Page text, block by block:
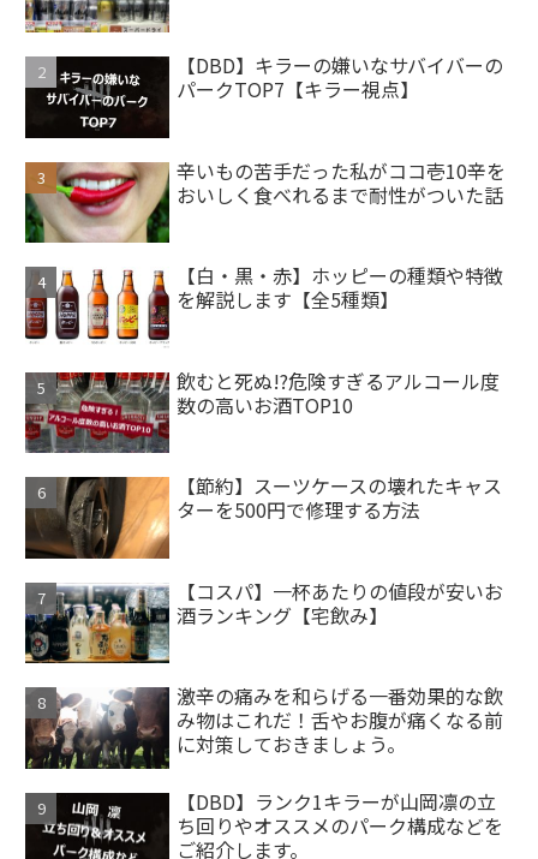
【DBD】キラーの嫌いなサバイバーの
パークTOP7【キラー視点】
辛いもの苦手だった私がココ壱10辛を
おいしく食べれるまで耐性がついた話
【白・黒・赤】ホッピーの種類や特徴
を解説します【全5種類】
飲むと死ぬ!?危険すぎるアルコール度
数の高いお酒TOP10
【節約】スーツケースの壊れたキャス
ターを500円で修理する方法
【コスパ】一杯あたりの値段が安いお
酒ランキング【宅飲み】
激辛の痛みを和らげる一番効果的な飲
み物はこれだ！舌やお腹が痛くなる前
に対策しておきましょう。
【DBD】ランク1キラーが山岡凛の立
ち回りやオススメのパーク構成などを
ご紹介します。